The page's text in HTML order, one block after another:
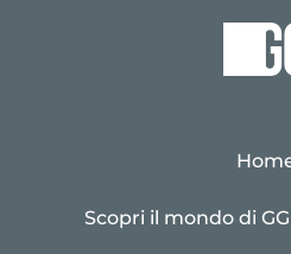
Scopri il mondo di